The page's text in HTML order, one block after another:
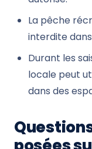
La pêche
interdite
Durant les
locale peut
dans des